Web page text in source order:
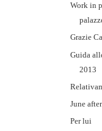
Work in
Grazie
Guida
2013
June
Per lui